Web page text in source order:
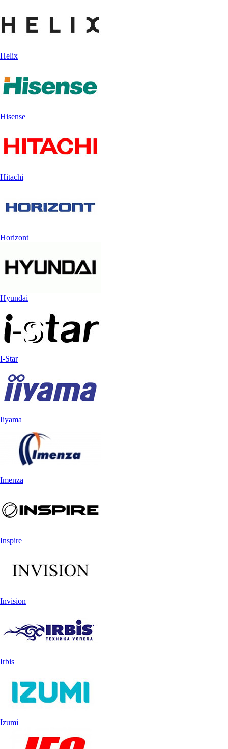
Helix
Hisense
Hitachi
Horizont
Hyundai
I-Star
Iiyama
Imenza
Inspire
Invision
Irbis
Izumi